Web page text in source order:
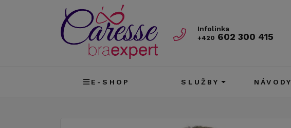
Infolinka
+420 602 300 415
E-SHOP SLUŽBY NÁVODY